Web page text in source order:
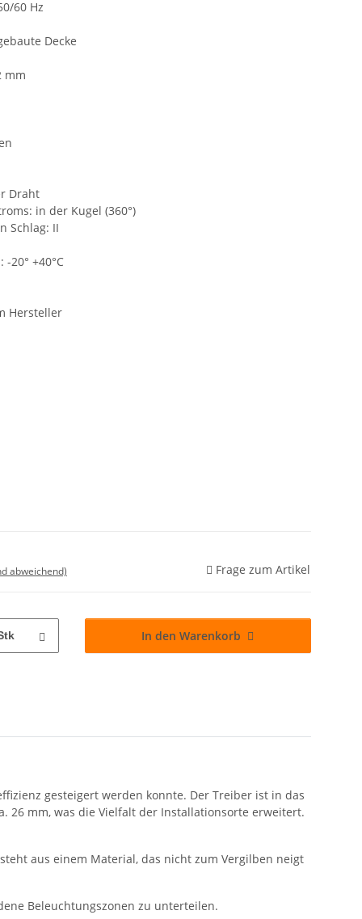
60 Hz
Decke
mm
Draht
in der Kugel (360°)
Schlag: II
20° +40°C
Hersteller
abweichend) Frage zum Artikel
In den Warenkorb
gesteigert werden konnte. Der Treiber ist in das
26 mm, was die Vielfalt der Installationsorte erweitert.
aus einem Material, das nicht zum Vergilben neigt
Beleuchtungszonen zu unterteilen.